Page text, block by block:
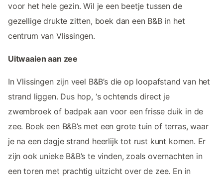
voor het hele gezin. Wil je een beetje tussen de
gezellige drukte zitten, boek dan een B&B in het
centrum van Vlissingen.
Uitwaaien aan zee
In Vlissingen zijn veel B&B’s die op loopafstand van het
strand liggen. Dus hop, ‘s ochtends direct je
zwembroek of badpak aan voor een frisse duik in de
zee. Boek een B&B’s met een grote tuin of terras, waar
je na een dagje strand heerlijk tot rust kunt komen. Er
zijn ook unieke B&B’s te vinden, zoals overnachten in
een toren met prachtig uitzicht over de zee. En in